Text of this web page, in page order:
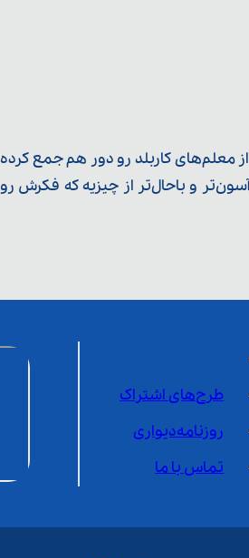
معلم‌‌های کاربلد رو دور هم جمع کرده
و باحال‌تر از چیزیه که فکرش رو
طرح‌های اشتراک
روزنامه‌دیواری
تماس با ما